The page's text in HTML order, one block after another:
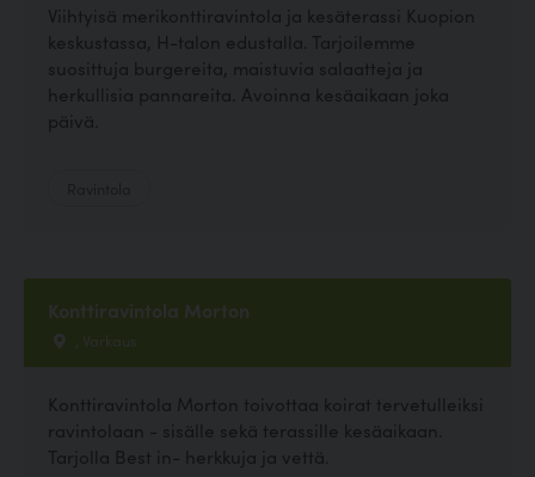
Viihtyisä merikonttiravintola ja kesäterassi Kuopion
keskustassa, H-talon edustalla. Tarjoilemme
suosittuja burgereita, maistuvia salaatteja ja
herkullisia pannareita. Avoinna kesäaikaan joka
päivä.
Konttiravintola Morton
, Varkaus
Konttiravintola Morton toivottaa koirat tervetulleiksi
ravintolaan - sisälle sekä terassille kesäaikaan.
Tarjolla Best in- herkkuja ja vettä.